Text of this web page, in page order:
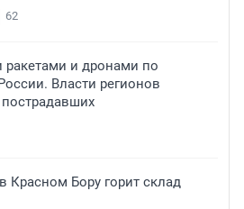
62
ракетами и дронами по
Власти регионов
Красном Бору горит склад